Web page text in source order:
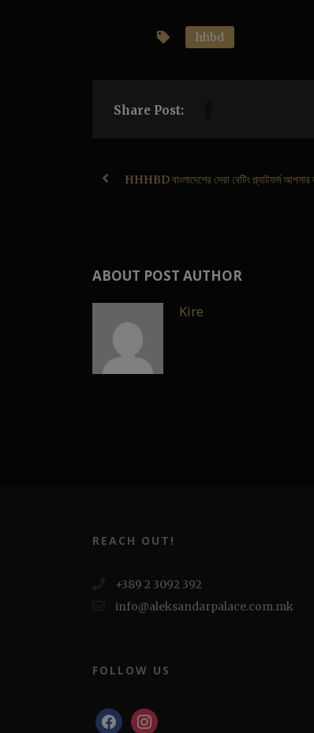
hhbd
Share Post:
HHHBD বাংলাদেশের সেরা বেটিং প্ল্যাটফর্ম আপনার
ABOUT POST AUTHOR
Kire
REACH OUT!
+389 2 3092 392
info@aleksandarpalace.com.mk
FOLLOW US
facebookinstagram